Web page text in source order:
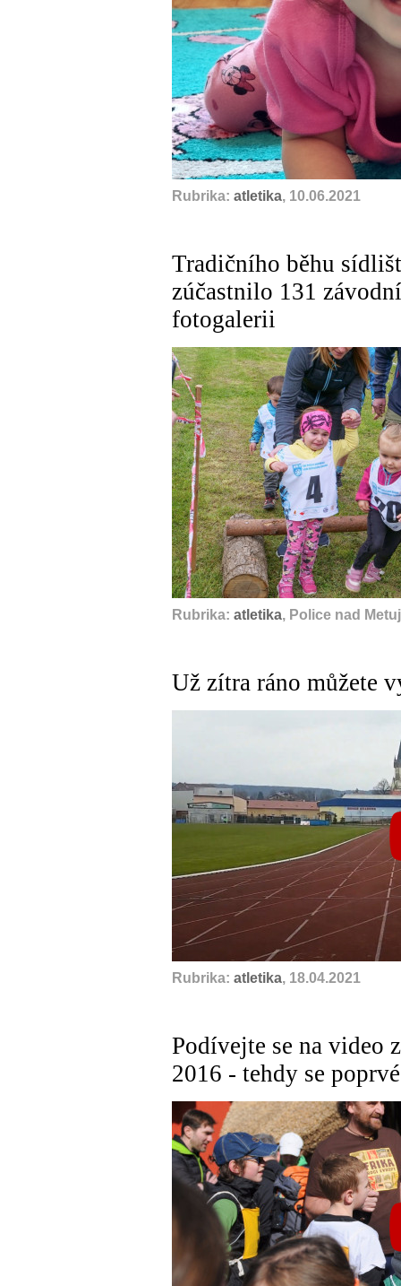
Rubrika: atletika, 10.06.2021
Tradičního běhu
zúčastnilo 131
fotogalerii
Rubrika: atletika, Police nad
Už zítra ráno můžete
Rubrika: atletika, 18.04.2021
Podívejte se na video
2016 - tehdy se